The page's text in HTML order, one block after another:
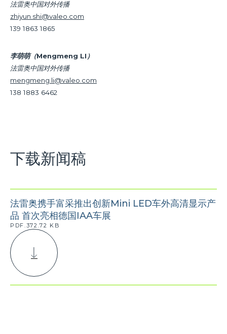
法雷奥中国对外传播
zhiyun.shi@valeo.com
139 1863 1865
李萌萌（Mengmeng LI）
法雷奥中国对外传播
mengmeng.li@valeo.com
138 1883 6462
下载新闻稿
法雷奥携手富采推出创新Mini LED车外高清显示产
品 首次亮相德国IAA车展
PDF.372.72 KB